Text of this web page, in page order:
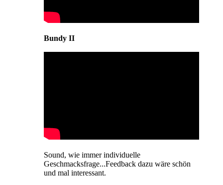
Bundy II
Sound, wie immer individuelle
Geschmacksfrage...Feedback dazu wäre schön
und mal interessant.